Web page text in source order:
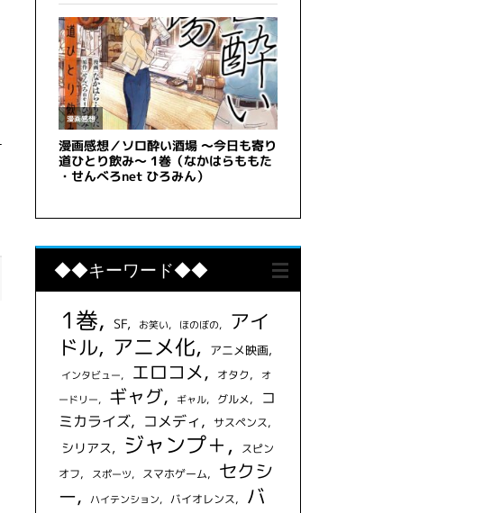
◆◆キーワード◆◆
1巻 SF お笑い ほのぼの
アイ
ドル
アニメ化 アニメ映画
インタビュー エロコメ オタク
オ
ードリー
ギャグ ギャル グルメ
コ
ミカライズ
コメディ サスペンス
シリアス ジャンプ＋
スピン
オフ
スポーツ スマホゲーム
セクシ
ー
ハイテンション バイオレンス
バ